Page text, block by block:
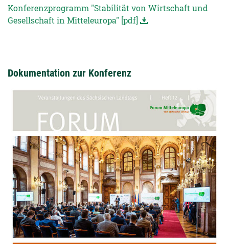
Konferenzprogramm "Stabilität von Wirtschaft und
Gesellschaft in Mitteleuropa" [pdf]
Dokumentation zur Konferenz